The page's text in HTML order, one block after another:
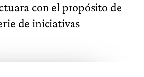
con el propósito de
de iniciativas